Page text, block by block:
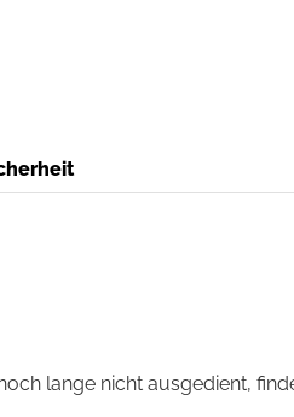
lange nicht ausgedient,